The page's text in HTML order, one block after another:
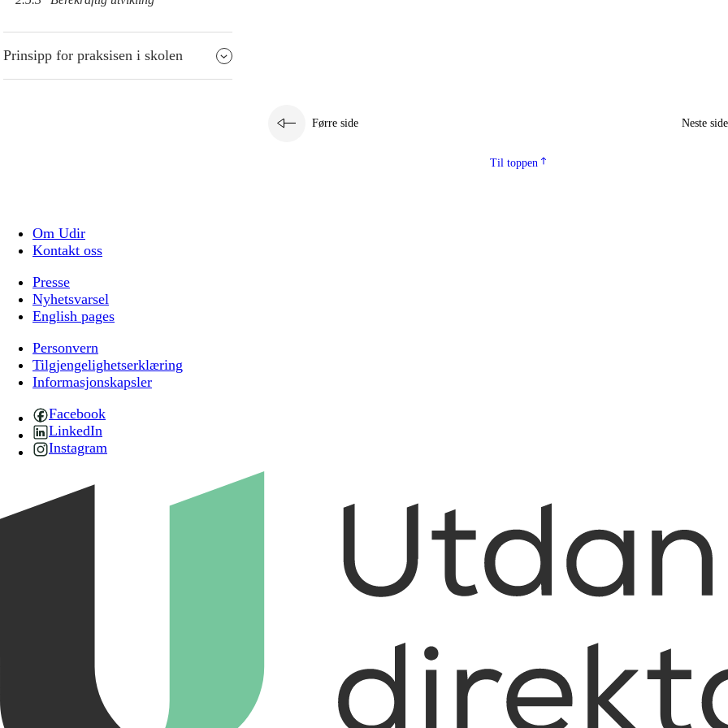
Prinsipp for praksisen i skolen
Førre side Neste side
Til toppen
Om Udir
Kontakt oss
Presse
Nyhetsvarsel
English pages
Personvern
Tilgjengelighetserklæring
Informasjonskapsler
Facebook
LinkedIn
Instagram